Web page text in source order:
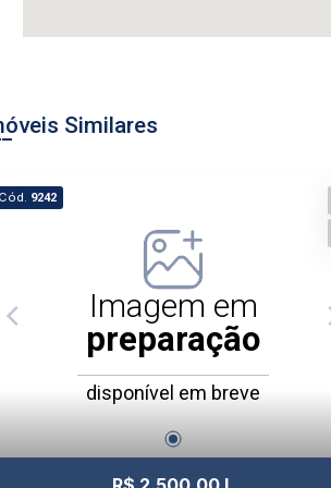
Similares
Cód. 9242
Imagem em
preparação
disponível em breve